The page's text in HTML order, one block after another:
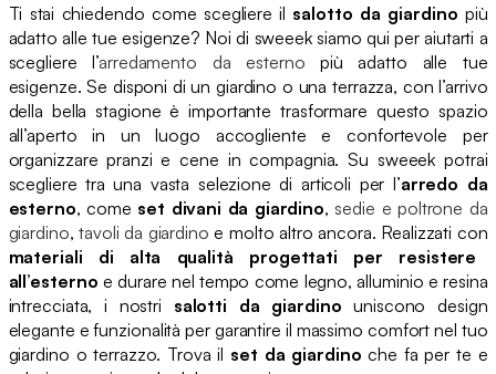
Ti stai chiedendo come scegliere il salotto da giardino più
adatto alle tue esigenze? Noi di sweeek siamo qui per aiutarti a
scegliere l’arredamento da esterno più adatto alle tue
esigenze. Se disponi di un giardino o una terrazza, con l’arrivo
della bella stagione è importante trasformare questo spazio
all’aperto in un luogo accogliente e confortevole per
organizzare pranzi e cene in compagnia. Su sweeek potrai
scegliere tra una vasta selezione di articoli per l’arredo da
esterno, come set divani da giardino, sedie e poltrone da
giardino,tavoli da giardino e molto altro ancora. Realizzati con
materiali di alta qualità
progettati per resistere
all’esterno e durare nel tempo come legno, alluminio e resina
intrecciata, i nostri salotti da giardino uniscono design
elegante e funzionalità per garantire il massimo comfort nel tuo
giardino o terrazzo. Trova il set da giardino che fa per te e